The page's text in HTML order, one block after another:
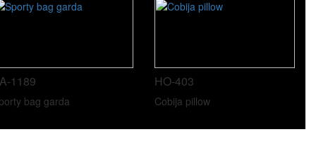
1189
bag garda
HO-403
Cobija pillow